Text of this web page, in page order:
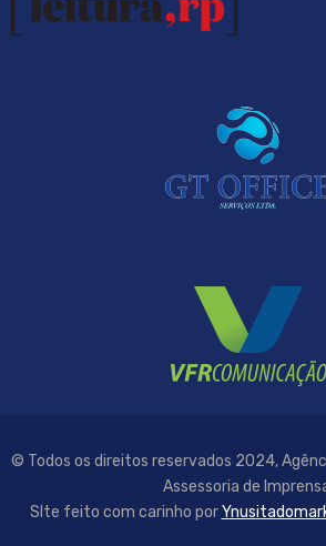
© Todos os direitos reservados 2024,
Assessoria de
SIte feito com carinho por